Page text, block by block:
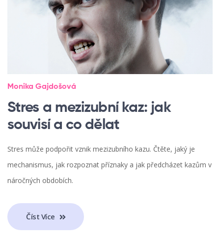
Monika Gajdošová
Stres a mezizubní kaz: jak
souvisí a co dělat
Stres může podpořit vznik mezizubního kazu. Čtěte, jaký je
mechanismus, jak rozpoznat příznaky a jak předcházet kazům v
náročných obdobích.
Číst Více